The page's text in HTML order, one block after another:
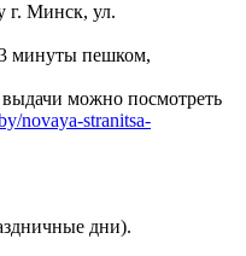
г. Минск, ул.
минуты пешком,
можно посмотреть
novaya-stranitsa-
дни).